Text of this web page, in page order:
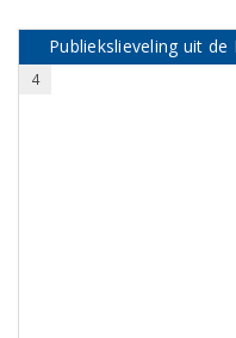
Publiekslieveling uit de
4